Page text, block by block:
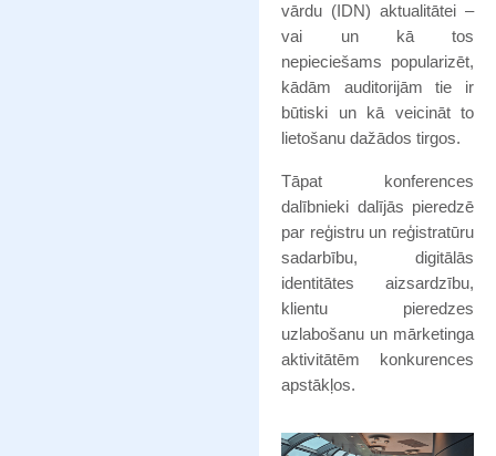
vārdu (IDN) aktualitātei –
vai un kā tos
nepieciešams popularizēt,
kādām auditorijām tie ir
būtiski un kā veicināt to
lietošanu dažādos tirgos.
Tāpat konferences
dalībnieki dalījās pieredzē
par reģistru un reģistratūru
sadarbību, digitālās
identitātes aizsardzību,
klientu pieredzes
uzlabošanu un mārketinga
aktivitātēm konkurences
apstākļos.